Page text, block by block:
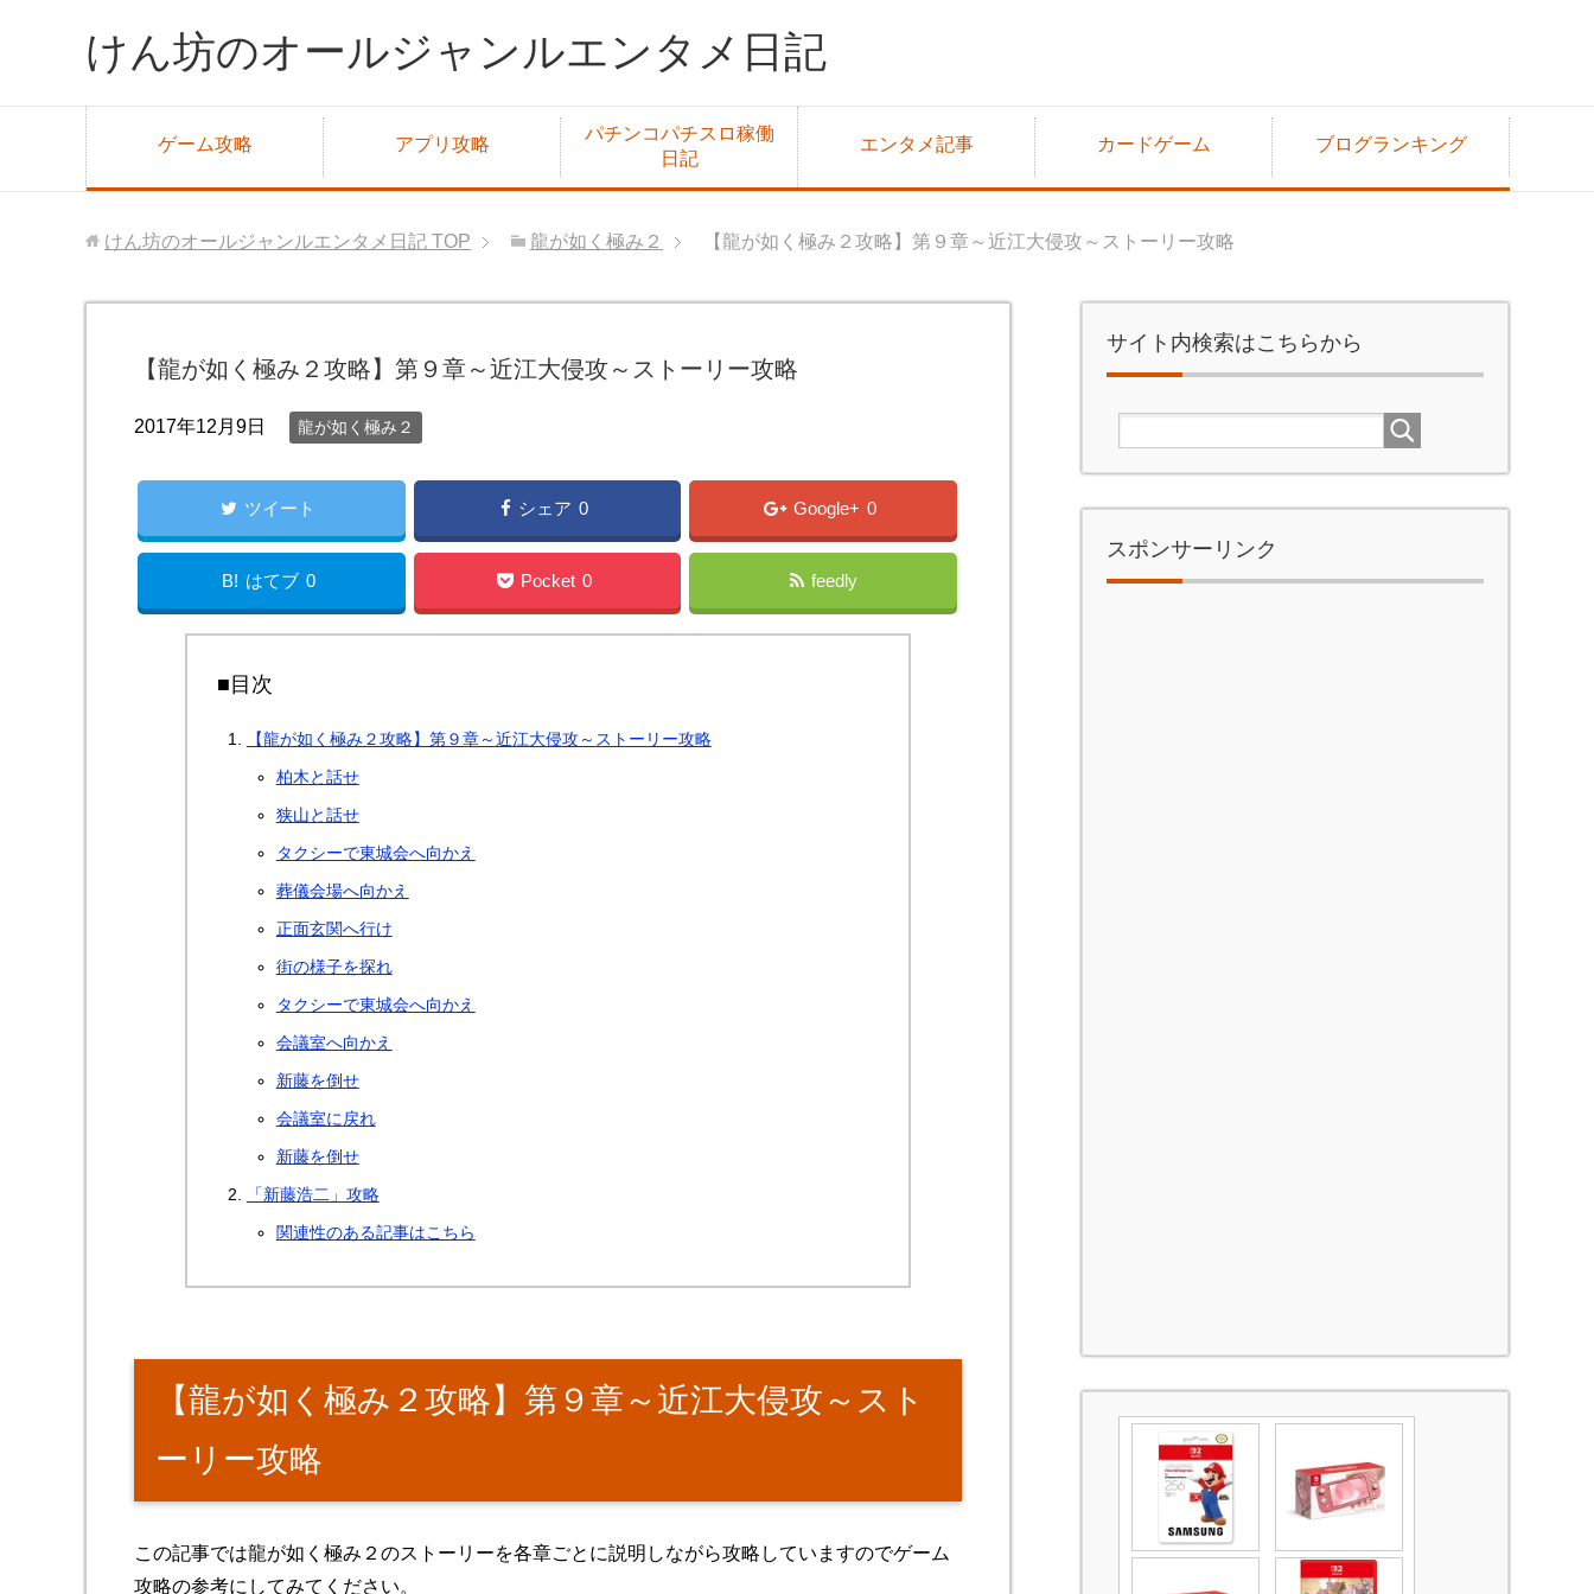
けん坊のオールジャンルエンタメ日記
ゲーム攻略 アプリ攻略
パチンコパチスロ稼働
日記
エンタメ記事 カードゲーム ブログランキング
けん坊のオールジャンルエンタメ日記 TOP 龍が如く極み２ 【龍が如く極み２攻略】第９章～近江大侵攻～ストーリー攻略
【龍が如く極み２攻略】第９章～近江大侵攻～ストーリー攻略
2017年12月9日 龍が如く極み２
ツイート シェア 0 Google+ 0
B! はてブ 0 Pocket 0 feedly
■目次
【龍が如く極み２攻略】第９章～近江大侵攻～ストーリー攻略
柏木と話せ
狭山と話せ
タクシーで東城会へ向かえ
葬儀会場へ向かえ
正面玄関へ行け
街の様子を探れ
タクシーで東城会へ向かえ
会議室へ向かえ
新藤を倒せ
会議室に戻れ
新藤を倒せ
「新藤浩二」攻略
関連性のある記事はこちら
【龍が如く極み２攻略】第９章～近江大侵攻～スト
ーリー攻略
この記事では龍が如く極み２のストーリーを各章ごとに説明しながら攻略していますのでゲーム
攻略の参考にしてみてください。
サイト内検索はこちらから
スポンサーリンク